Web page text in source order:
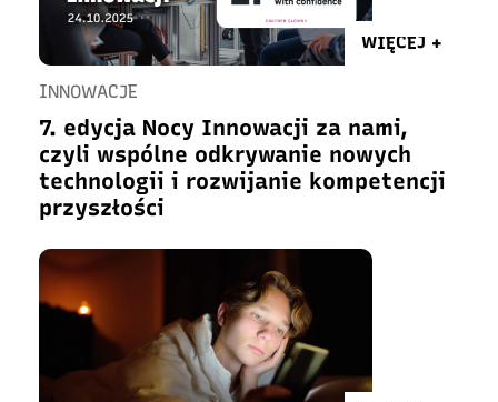
WIĘCEJ +
INNOWACJE
7. edycja Nocy Innowacji za nami,
czyli wspólne odkrywanie nowych
technologii i rozwijanie kompetencji
przyszłości